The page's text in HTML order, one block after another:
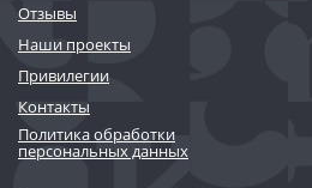
Отзывы
Наши проекты
Привилегии
Контакты
Политика обработки
персональных данных